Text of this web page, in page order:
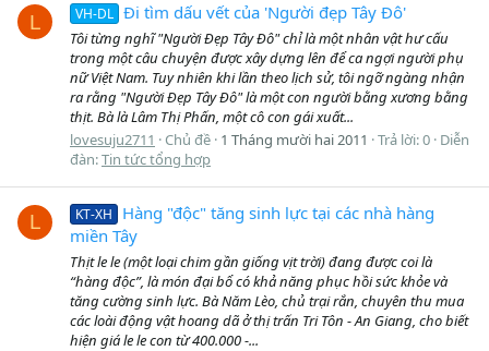
L VH-DL Đi tìm dấu vết của 'Người đẹp Tây Đô'
Tôi từng nghĩ "Người Đẹp Tây Đô" chỉ là một nhân vật hư cấu
trong một câu chuyện được xây dựng lên để ca ngợi người phụ
nữ Việt Nam. Tuy nhiên khi lần theo lịch sử, tôi ngỡ ngàng nhận
ra rằng "Người Đẹp Tây Đô" là một con người bằng xương bằng
thịt. Bà là Lâm Thị Phấn, một cô con gái xuất...
lovesuju2711
Chủ đề 1 Tháng mười hai 2011 Trả lời: 0 Diễn
đàn:Tin tức tổng hợp
L KT-XH
Hàng "độc" tăng sinh lực tại các nhà hàng
miền Tây
Thịt le le (một loại chim gần giống vịt trời) đang được coi là
“hàng độc”, là món đại bổ có khả năng phục hồi sức khỏe và
tăng cường sinh lực. Bà Năm Lèo, chủ trại rắn, chuyên thu mua
các loài động vật hoang dã ở thị trấn Tri Tôn - An Giang, cho biết
hiện giá le le con từ 400.000 -...